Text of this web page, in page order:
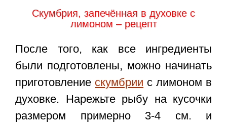
Скумбрия, запечённая в духовке с
лимоном – рецепт
После того, как все ингредиенты
были подготовлены, можно начинать
приготовление скумбрии с лимоном в
духовке. Нарежьте рыбу на кусочки
размером примерно 3-4 см. и